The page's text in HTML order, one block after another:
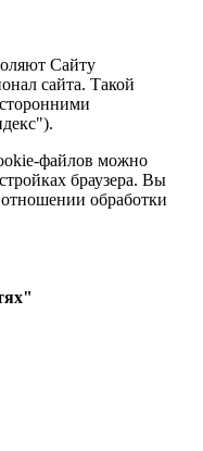
Сайту
сайта. Такой
файлов можно
браузера. Вы
обработки